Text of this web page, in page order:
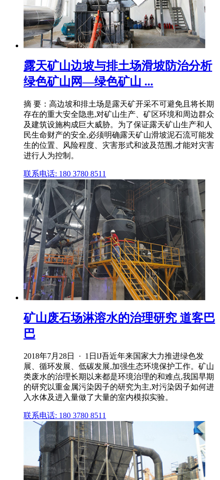
露天矿山边坡与排土场滑坡防治分析
绿色矿山网—绿色矿山 ...
摘 要：高边坡和排土场是露天矿开采不可避免且将长期
存在的重大安全隐患,对矿山生产、矿区环境和周边群众
及建筑设施构成巨大威胁。为了保证露天矿山生产和人
民生命财产的安全,必须明确露天矿山滑坡泥石流可能发
生的位置、风险程度、灾害形式和波及范围,才能对灾害
进行人为控制。
联系电话: 180 3780 8511
矿山废石场淋溶水的治理研究 道客巴
巴
2018年7月28日 · 1日lJ吾近年来国家大力推进绿色发
展、循环发展、低碳发展,加强生态环境保护工作。矿山
类废水的治理长期以来都是环境治理的和难点,我国早期
的研究以重金属污染因子的研究为主,对污染因子如何进
入水体及进入量做了大量的室内模拟实验。
联系电话: 180 3780 8511